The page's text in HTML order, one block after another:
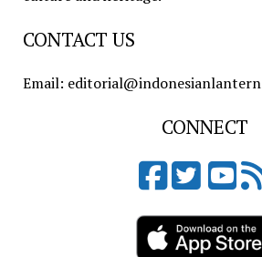
CONTACT US
Email:
CONNECT